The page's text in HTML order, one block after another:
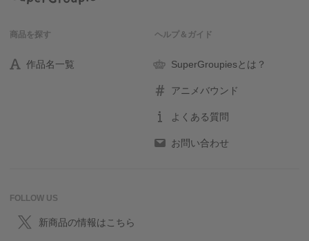
商品を探す
作品名一覧
ヘルプ＆ガイド
SuperGroupiesとは？
アニメバウンド
よくある質問
お問い合わせ
FOLLOW US
新商品の情報はこちら